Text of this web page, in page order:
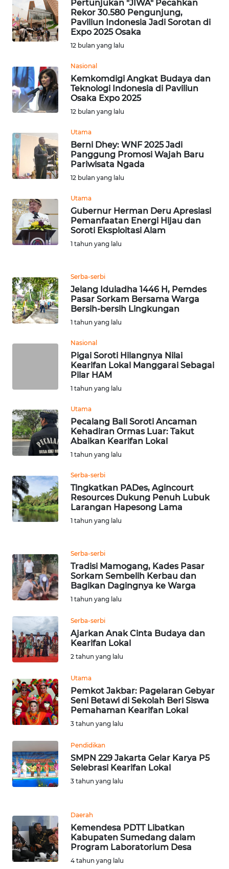
Pertunjukan "JIWA" Pecahkan
Rekor 30.580 Pengunjung,
Paviliun Indonesia Jadi Sorotan di
Expo 2025 Osaka
12 bulan yang lalu
Nasional
Kemkomdigi Angkat Budaya dan
Teknologi Indonesia di Paviliun
Osaka Expo 2025
12 bulan yang lalu
Utama
Berni Dhey: WNF 2025 Jadi
Panggung Promosi Wajah Baru
Pariwisata Ngada
12 bulan yang lalu
Utama
Gubernur Herman Deru Apresiasi
Pemanfaatan Energi Hijau dan
Soroti Eksploitasi Alam
1 tahun yang lalu
Serba-serbi
Jelang Iduladha 1446 H, Pemdes
Pasar Sorkam Bersama Warga
Bersih-bersih Lingkungan
1 tahun yang lalu
Nasional
Pigai Soroti Hilangnya Nilai
Kearifan Lokal Manggarai Sebagai
Pilar HAM
1 tahun yang lalu
Utama
Pecalang Bali Soroti Ancaman
Kehadiran Ormas Luar: Takut
Abaikan Kearifan Lokal
1 tahun yang lalu
Serba-serbi
Tingkatkan PADes, Agincourt
Resources Dukung Penuh Lubuk
Larangan Hapesong Lama
1 tahun yang lalu
Serba-serbi
Tradisi Mamogang, Kades Pasar
Sorkam Sembelih Kerbau dan
Bagikan Dagingnya ke Warga
1 tahun yang lalu
Serba-serbi
Ajarkan Anak Cinta Budaya dan
Kearifan Lokal
2 tahun yang lalu
Utama
Pemkot Jakbar: Pagelaran Gebyar
Seni Betawi di Sekolah Beri Siswa
Pemahaman Kearifan Lokal
3 tahun yang lalu
Pendidikan
SMPN 229 Jakarta Gelar Karya P5
Selebrasi Kearifan Lokal
3 tahun yang lalu
Daerah
Kemendesa PDTT Libatkan
Kabupaten Sumedang dalam
Program Laboratorium Desa
4 tahun yang lalu
DISCLAIMER
Wahana
WN
SUMUT
JAKARTA
WN
JABAR
WN
BANTEN
WN
WN
KEPRI
WN
PAPUA
RIAU
WN
SERAMBI
WN
JAMBI
WN
SULTRA
WN
NTB
WN
SULTENG
WN
SULBAR
BABEL
WN
SUMBAR
WN
SUMSEL
WN
WN
LAMPUNG
WN